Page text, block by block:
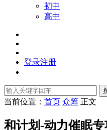
初中
高中
登录注册
当前位置： 首页 众筹 正文
和计划-动力催眠专